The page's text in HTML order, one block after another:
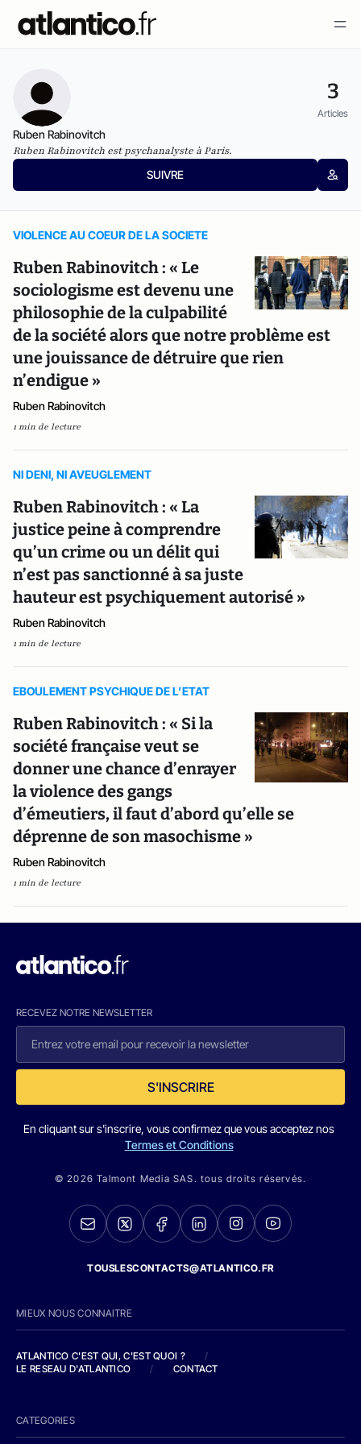
3
Articles
Ruben Rabinovitch
Ruben Rabinovitch est psychanalyste à Paris.
SUIVRE
VIOLENCE AU COEUR DE LA SOCIETE
Ruben Rabinovitch : « Le
sociologisme est devenu une
philosophie de la culpabilité
de la société alors que notre problème est
une jouissance de détruire que rien
n’endigue »
Ruben Rabinovitch
1 min de lecture
NI DENI, NI AVEUGLEMENT
Ruben Rabinovitch : « La
justice peine à comprendre
qu’un crime ou un délit qui
n’est pas sanctionné à sa juste
hauteur est psychiquement autorisé »
Ruben Rabinovitch
1 min de lecture
EBOULEMENT PSYCHIQUE DE L’ETAT
Ruben Rabinovitch : « Si la
société française veut se
donner une chance d’enrayer
la violence des gangs
d’émeutiers, il faut d’abord qu’elle se
déprenne de son masochisme »
Ruben Rabinovitch
1 min de lecture
RECEVEZ NOTRE NEWSLETTER
S'INSCRIRE
En cliquant sur s'inscrire, vous confirmez que vous acceptez nos
Termes et Conditions
© 2026 Talmont Media SAS. tous droits réservés.
TOUSLESCONTACTS@ATLANTICO.FR
MIEUX NOUS CONNAITRE
ATLANTICO C'EST QUI, C'EST QUOI ?
/
LE RESEAU D'ATLANTICO
/ CONTACT
CATEGORIES